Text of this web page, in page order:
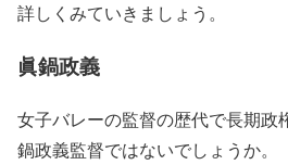
詳しくみていきましょう。
眞鍋政義
女子バレーの監督の歴代で長期政
鍋政義監督ではないでしょうか。